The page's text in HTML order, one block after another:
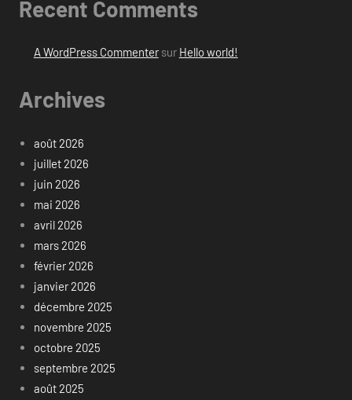
Recent Comments
A WordPress Commentersur Hello world!
Archives
août 2026
juillet 2026
juin 2026
mai 2026
avril 2026
mars 2026
février 2026
janvier 2026
décembre 2025
novembre 2025
octobre 2025
septembre 2025
août 2025